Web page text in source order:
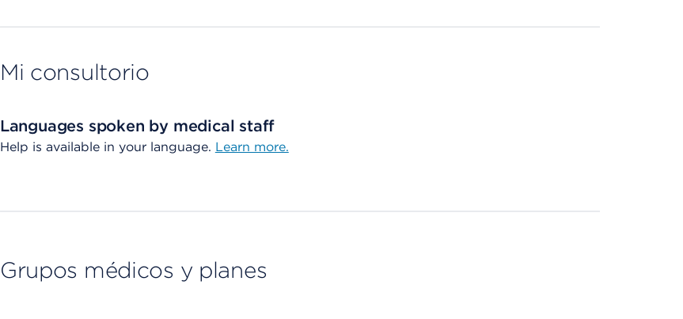
Mi consultorio
Languages spoken by medical staff
Help is available in your language. Learn more.
Grupos médicos y planes